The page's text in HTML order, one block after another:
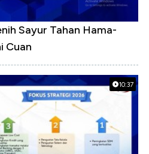
Sayur Tahan Hama-
Cuan
10:37